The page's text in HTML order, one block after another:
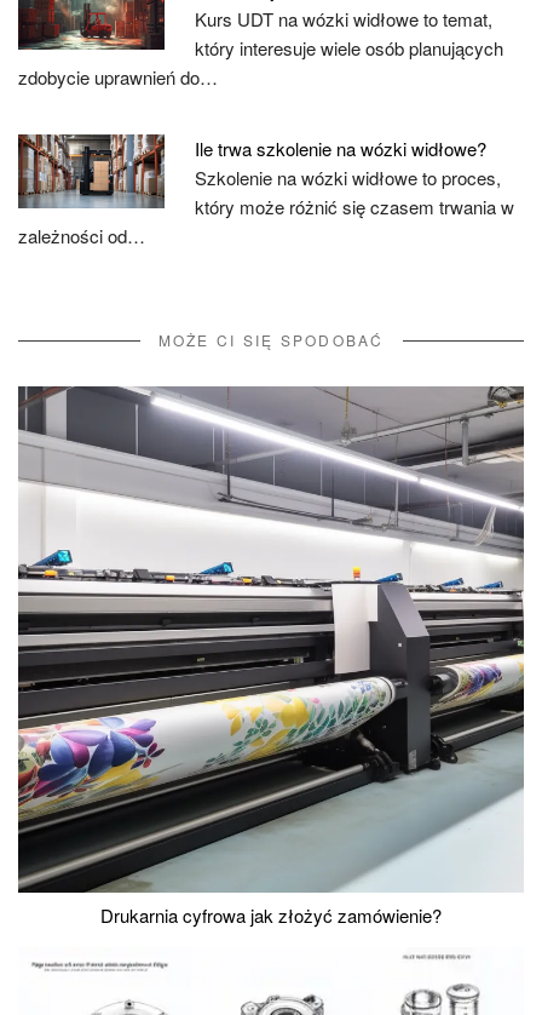
Kurs UDT na wózki widłowe to temat,
który interesuje wiele osób planujących
zdobycie uprawnień do…
Ile trwa szkolenie na wózki widłowe?
Szkolenie na wózki widłowe to proces,
który może różnić się czasem trwania w
zależności od…
MOŻE CI SIĘ SPODOBAĆ
Drukarnia cyfrowa jak złożyć zamówienie?